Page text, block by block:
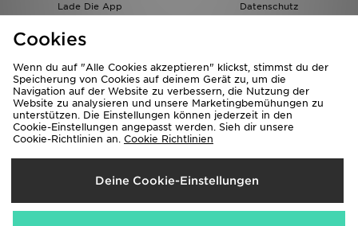
Lade Die App
Datenschutz
Lieferung Nach
Österreich
Cookies
Wenn du auf "Alle Cookies akzeptieren" klickst, stimmst du der
Speicherung von Cookies auf deinem Gerät zu, um die
Navigation auf der Website zu verbessern, die Nutzung der
Website zu analysieren und unsere Marketingbemühungen zu
unterstützen. Die Einstellungen können jederzeit in den
Cookie-Einstellungen angepasst werden. Sieh dir unsere
Cookie-Richtlinien an. Cookie Richtlinien
Deine Cookie-Einstellungen